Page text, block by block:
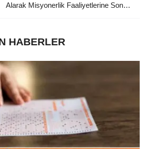
Alarak Misyonerlik Faaliyetlerine Son
HABERLER